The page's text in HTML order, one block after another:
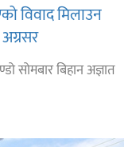
विवाद मिलाउन
सोमबार बिहान अज्ञात